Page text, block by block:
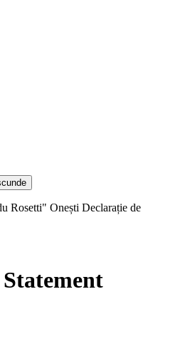
Rosetti" Onești Declarație de